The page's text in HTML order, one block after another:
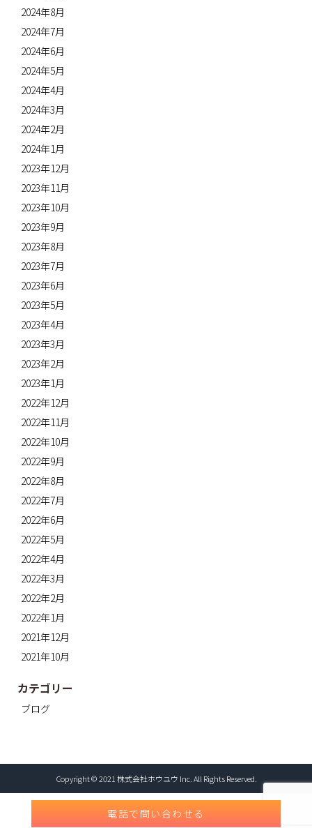
2024年8月
2024年7月
2024年6月
2024年5月
2024年4月
2024年3月
2024年2月
2024年1月
2023年12月
2023年11月
2023年10月
2023年9月
2023年8月
2023年7月
2023年6月
2023年5月
2023年4月
2023年3月
2023年2月
2023年1月
2022年12月
2022年11月
2022年10月
2022年9月
2022年8月
2022年7月
2022年6月
2022年5月
2022年4月
2022年3月
2022年2月
2022年1月
2021年12月
2021年10月
カテゴリー
ブログ
電話で問い合わせる
Copyright © 2021 株式会社ホウユウ Inc. All Rights Reserved.